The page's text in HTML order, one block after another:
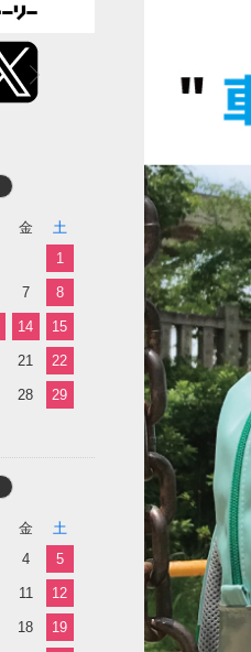
金
土
1
7 8
14 15
21 22
28 29
金
土
4 5
11 12
18 19